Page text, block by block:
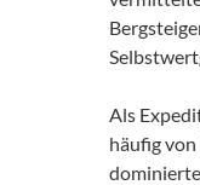
Als
häufig